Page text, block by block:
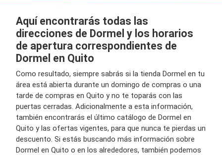
Aquí encontrarás todas las
direcciones de Dormel y los horarios
de apertura correspondientes de
Dormel en Quito
Como resultado, siempre sabrás si la tienda Dormel en tu
área está abierta durante un domingo de compras o una
tarde de compras en Quito y no te toparás con las
puertas cerradas. Adicionalmente a esta información,
también encontrarás el último catálogo de Dormel en
Quito y las ofertas vigentes, para que nunca te pierdas un
descuento. Si estás buscando más información sobre
Dormel en Quito o en los alrededores, también podemos